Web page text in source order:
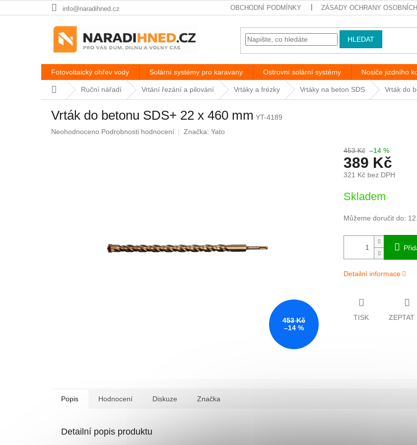
na
info@naradihned.cz OBCHODNÍ PODMÍNKY ZÁSADY OCHRANY
HLEDAT
Fotovoltaický ohřev vody Solární systémy pro karavany Ostrovní solární systémy Nosiče jizdního
Domů Ruční nářadí Vrtání řezání a pilování Vrtáky a frézky Vrtáky na beton SDS Vrták do
Vrták do betonu SDS+ 22 x 460 mm YT-4189
Průměrné
Neohodnoceno Podrobnosti hodnocení Značka: Yato
453 Kč
–14 %
453 Kč –14 %
389 Kč
321 Kč bez DPH
cena:
Skladem
Můžeme doručit do:
Detailní informace
TISK ZEPTAT
Popis Hodnocení Diskuze Značka
Detailní popis produktu